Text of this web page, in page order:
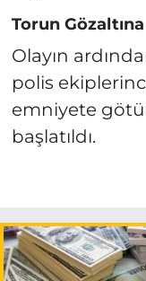
Torun Gözaltına
Olayın
polis
emniyete
başlatıldı.